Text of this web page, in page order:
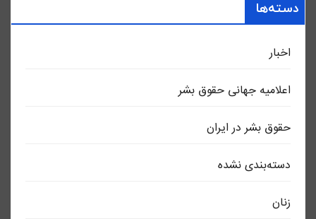
دسته‌ها
اخبار
اعلاميه جهانی حقوق بشر
حقوق بشر در ایران
دسته‌بندی نشده
زنان